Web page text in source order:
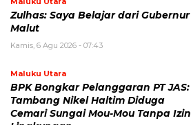
Zulhas: Saya Belajar dari Gubernur
Malut
Kamis, 6 Agu 2026 - 07:43
Maluku Utara
BPK Bongkar Pelanggaran PT JAS:
Tambang Nikel Haltim Diduga
Cemari Sungai Mou-Mou Tanpa Izin